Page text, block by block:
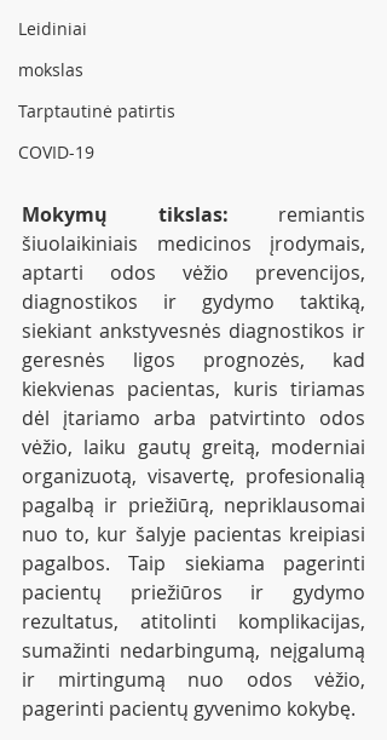
Leidiniai
mokslas
Tarptautinė patirtis
COVID-19
Mokymų tikslas: remiantis
šiuolaikiniais medicinos įrodymais,
aptarti odos vėžio prevencijos,
diagnostikos ir gydymo taktiką,
siekiant ankstyvesnės diagnostikos ir
geresnės ligos prognozės, kad
kiekvienas pacientas, kuris tiriamas
dėl įtariamo arba patvirtinto odos
vėžio, laiku gautų greitą, moderniai
organizuotą, visavertę, profesionalią
pagalbą ir priežiūrą, nepriklausomai
nuo to, kur šalyje pacientas kreipiasi
pagalbos. Taip siekiama pagerinti
pacientų priežiūros ir gydymo
rezultatus, atitolinti komplikacijas,
sumažinti nedarbingumą, neįgalumą
ir mirtingumą nuo odos vėžio,
pagerinti pacientų gyvenimo kokybę.